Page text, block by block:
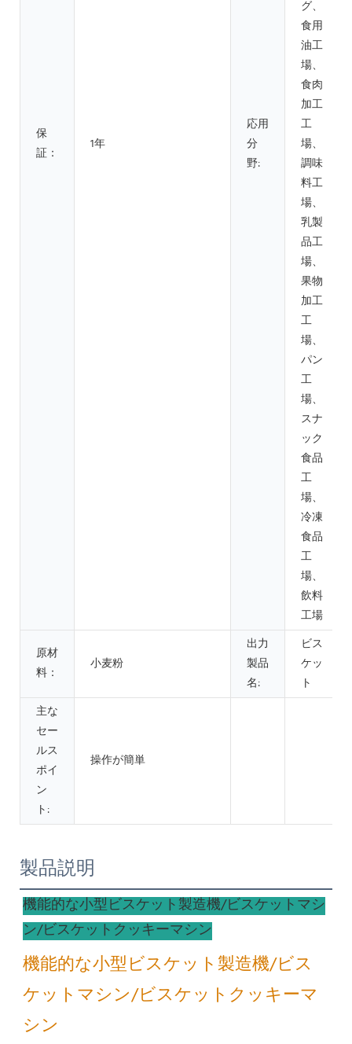
保
証：
1年
応用
分
野:
グ、
食用
油工
場、
食肉
加工
工
場、
調味
料工
場、
乳製
品工
場、
果物
加工
工
場、
パン
工
場、
スナ
ック
食品
工
場、
冷凍
食品
工
場、
飲料
工場
原材
料：
小麦粉
出力
製品
名:
ビス
ケッ
ト
主な
セー
ルス
ポイ
ン
ト:
操作が簡単
製品説明
機能的な小型ビスケット製造機/ビスケットマシ
ン/ビスケットクッキーマシン
機能的な小型ビスケット製造機/ビス
ケットマシン/ビスケットクッキーマ
シン